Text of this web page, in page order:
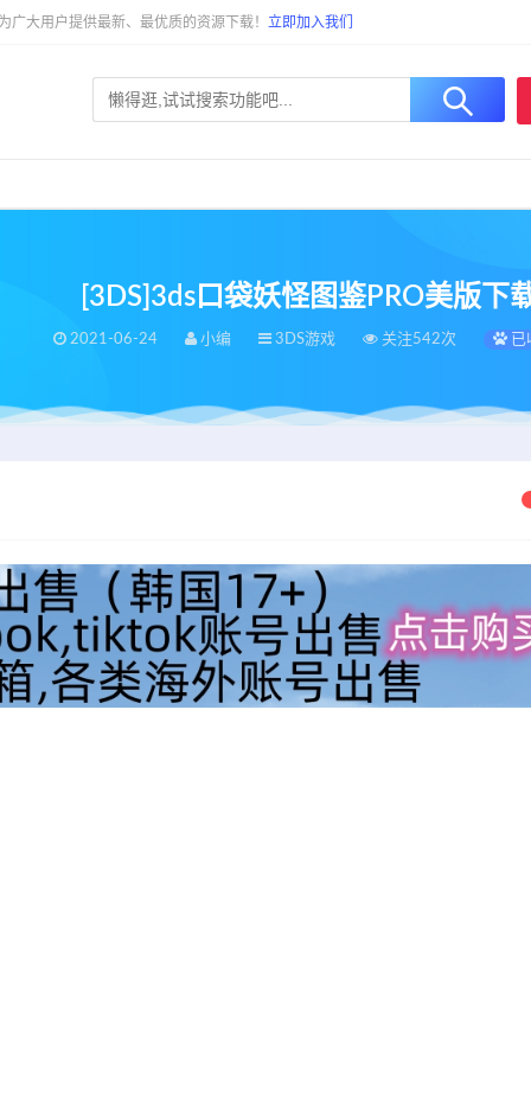
大用户提供最新、最优质的资源下载！ 立即加入我们
[3DS]3ds口袋妖怪图鉴PRO美版下
2021-06-24 小编 3DS游戏 关注542次 已